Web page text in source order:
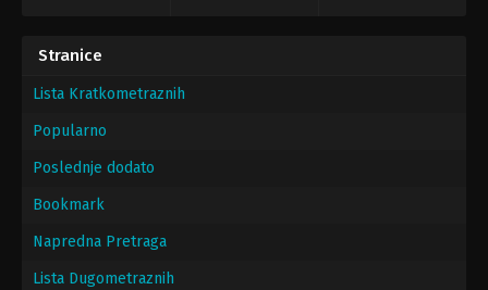
Stranice
Lista Kratkometraznih
Popularno
Poslednje dodato
Bookmark
Napredna Pretraga
Lista Dugometraznih